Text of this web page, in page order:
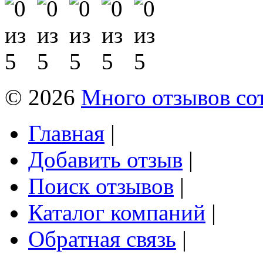
© 2026 Много отзывов
Главная |
Добавить отзыв |
Поиск отзывов |
Каталог компаний |
Обратная связь |